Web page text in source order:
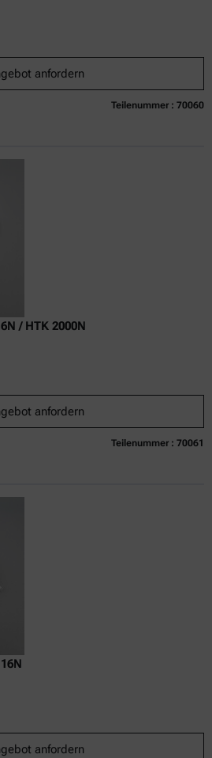
anfordern
Teilenummer : 70060
/ HTK 2000N
anfordern
Teilenummer : 70061
anfordern